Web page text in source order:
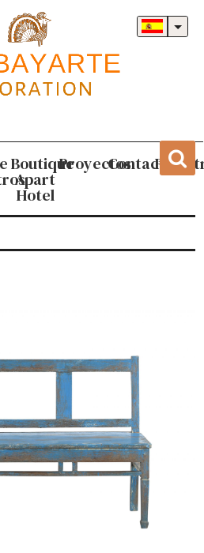
Boutique
Apart
Hotel
ProyectosContacto